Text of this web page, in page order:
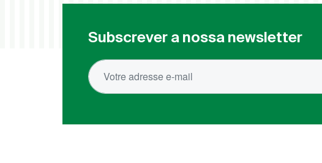
Subscrever a nossa newsletter